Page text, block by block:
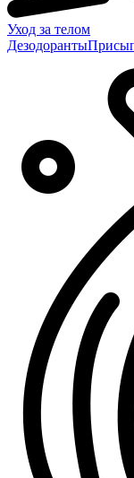
Уход за телом
Дезодоранты